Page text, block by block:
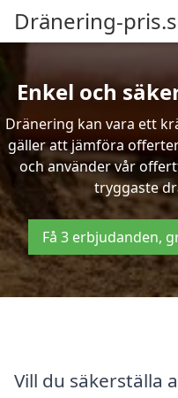
Dränering-
Enkel och
Dränering kan vara ett
gäller att jämföra
och använder vår
tryggaste
Få 3 erbjudanden,
Vill du säkerställa